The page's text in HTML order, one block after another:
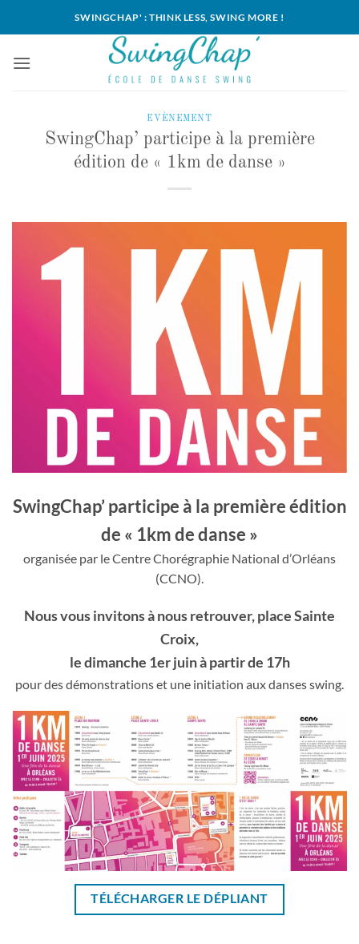
SWINGCHAP' : THINK LESS, SWING MORE !
EVÈNEMENT
SwingChap’ participe à la première
édition de « 1km de danse »
SwingChap’ participe à la première édition
de « 1km de danse »
organisée par le Centre Chorégraphie National d’Orléans
(CCNO).
Nous vous invitons à nous retrouver, place Sainte
Croix,
le dimanche 1er juin à partir de 17h
pour des démonstrations et une initiation aux danses swing.
TÉLÉCHARGER LE DÉPLIANT